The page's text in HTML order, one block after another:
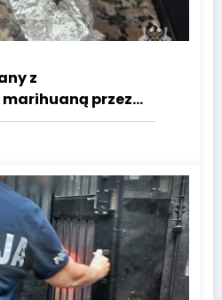
z
przez